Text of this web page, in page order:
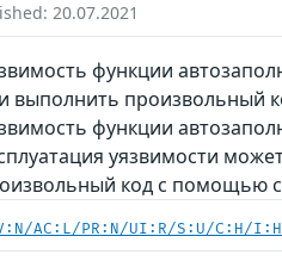
20.07.2021
функции
выполнить произвольный
функции
уязвимости
код с помощью
AC:L/PR:N/UI:R/S:U/C:H/